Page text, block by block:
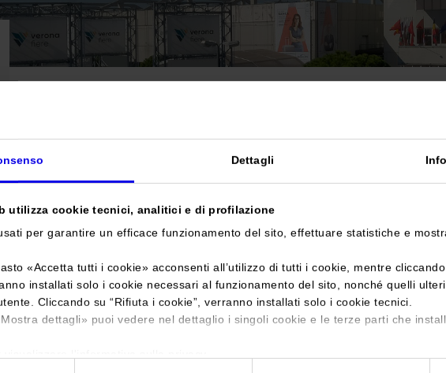
Dettagli
utilizza cookie tecnici, analitici e di profilazione
per garantire un efficace funzionamento del sito, effettuare statistiche e
«Accetta tutti i cookie» acconsenti all’utilizzo di tutti i cookie, mentre
installati solo i cookie necessari al funzionamento del sito, nonché quelli
Cliccando su “Rifiuta i cookie”, verranno installati solo i cookie tecnici.
Mostra dettagli» puoi vedere nel dettaglio i singoli cookie e le terze parti che
Enolitech
Salone internazionale delle tecnologie per la